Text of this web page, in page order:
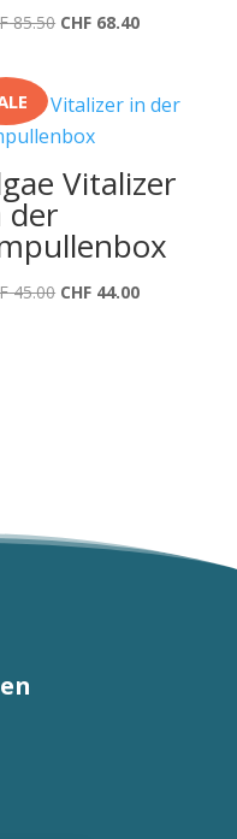
85.50 Ursprünglicher
CHF 85.50
CHF 68.40Aktueller
CHF 68.40.
Vitalizer
der
45.00 Ursprünglicher
CHF 44.00Aktueller